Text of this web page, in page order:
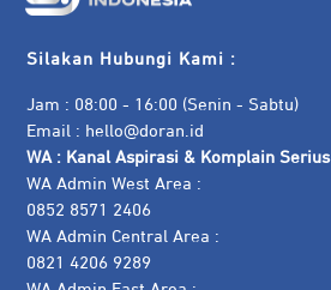
Silakan Hubungi Kami :
Jam : 08:00 - 16:00 (Senin - Sabtu)
Email : hello@doran.id
WA : Kanal Aspirasi & Komplain Serius
WA Admin West Area :
0852 8571 2406
WA Admin Central Area :
0821 4206 9289